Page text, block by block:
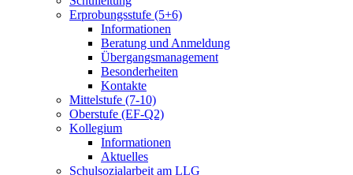
Erprobungsstufe (5+6)
Informationen
Beratung und Anmeldung
Übergangsmanagement
Besonderheiten
Kontakte
Mittelstufe (7-10)
Oberstufe (EF-Q2)
Kollegium
Informationen
Aktuelles
Schulsozialarbeit am LLG